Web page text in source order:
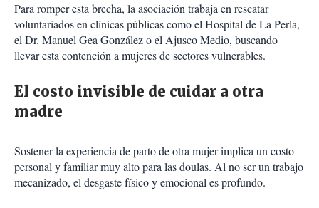
Para romper esta brecha, la asociación trabaja en rescatar
voluntariados en clínicas públicas como el Hospital de La Perla,
el Dr. Manuel Gea González o el Ajusco Medio, buscando
llevar esta contención a mujeres de sectores vulnerables.
El costo invisible de cuidar a otra
madre
Sostener la experiencia de parto de otra mujer implica un costo
personal y familiar muy alto para las doulas. Al no ser un trabajo
mecanizado, el desgaste físico y emocional es profundo.